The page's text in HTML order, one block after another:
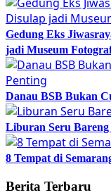
Gedung Eks
jadi Museum
Danau BSB Bukan
Liburan Seru Bareng
8 Tempat di
Berita Terbaru